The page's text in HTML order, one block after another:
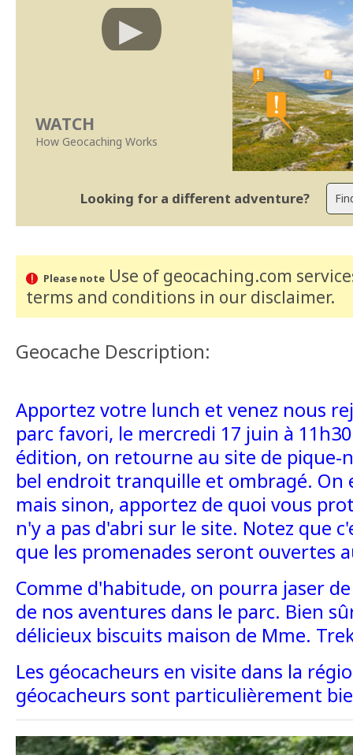
WATCH
How Geocaching Works
Looking for a different adventure?
Please noteUse of geocaching.com
terms and conditions in our disclaimer.
Geocache Description:
Apportez votre lunch et venez nous
parc favori, le mercredi 17 juin à
édition, on retourne au site de pique-
bel endroit tranquille et ombragé. On
mais sinon, apportez de quoi vous
n'y a pas d'abri sur le site. Notez que
que les promenades seront ouvertes
Comme d'habitude, on pourra jaser
de nos aventures dans le parc. Bien
délicieux biscuits maison de Mme.
Les géocacheurs en visite dans la
géocacheurs sont particulièrement